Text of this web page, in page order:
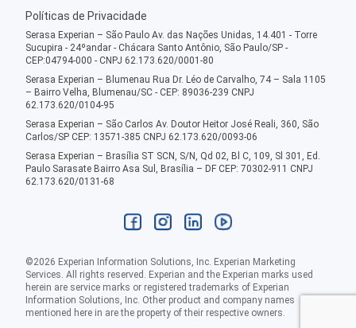
Políticas de Privacidade
Serasa Experian – São Paulo Av. das Nações Unidas, 14.401 - Torre
Sucupira - 24ºandar - Chácara Santo Antônio, São Paulo/SP -
CEP:04794-000 - CNPJ 62.173.620/0001-80
Serasa Experian – Blumenau Rua Dr. Léo de Carvalho, 74 – Sala 1105
– Bairro Velha, Blumenau/SC - CEP: 89036-239 CNPJ
62.173.620/0104-95
Serasa Experian – São Carlos Av. Doutor Heitor José Reali, 360, São
Carlos/SP CEP: 13571-385 CNPJ 62.173.620/0093-06
Serasa Experian – Brasília ST SCN, S/N, Qd 02, Bl C, 109, Sl 301, Ed.
Paulo Sarasate Bairro Asa Sul, Brasília – DF CEP: 70302-911 CNPJ
62.173.620/0131-68
©2026 Experian Information Solutions, Inc. Experian Marketing
Services. All rights reserved. Experian and the Experian marks used
herein are service marks or registered trademarks of Experian
Information Solutions, Inc. Other product and company names
mentioned here in are the property of their respective owners.